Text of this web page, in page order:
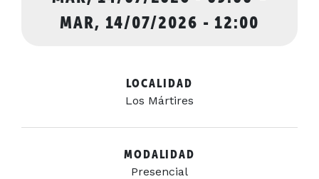
MAR, 14/07/2026 - 12:00
LOCALIDAD
Los Mártires
MODALIDAD
Presencial